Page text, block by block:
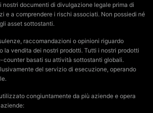
nostri documenti di divulgazione legale prima di
e a comprendere i rischi associati. Non possiedi né
asset sottostanti.
raccomandazioni o opinioni riguardo
la vendita dei nostri prodotti. Tutti i nostri prodotti
counter basati su attività sottostanti globali.
del servizio di esecuzione, operando
congiuntamente da più aziende e opera